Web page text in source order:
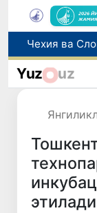
Yuz uz
этилади